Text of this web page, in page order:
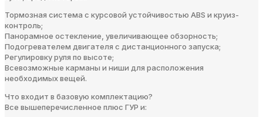
Тормозная система с курсовой устойчивостью ABS и круиз-
контроль;
Панорамное остекление, увеличивающее обзорность;
Подогревателем двигателя с дистанционного запуска;
Регулировку руля по высоте;
Всевозможные карманы и ниши для расположения
необходимых вещей.
Что входит в базовую комплектацию?
Все вышеперечисленное плюс ГУР и: